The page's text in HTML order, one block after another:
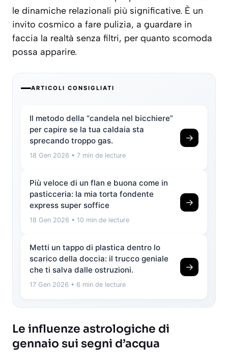
le dinamiche relazionali più significative. È un
invito cosmico a fare pulizia, a guardare in
faccia la realtà senza filtri, per quanto scomoda
possa apparire.
ARTICOLI CONSIGLIATI
Il metodo della “candela nel bicchiere”
per capire se la tua caldaia sta
sprecando troppo gas.
18 Gen 2026 • 7 min de lecture
→
Più veloce di un flan e buona come in
pasticceria: la mia torta fondente
express super soffice
18 Gen 2026 • 10 min de lecture
→
Metti un tappo di plastica dentro lo
scarico della doccia: il trucco geniale
che ti salva dalle ostruzioni.
17 Gen 2026 • 6 min de lecture
→
Le influenze astrologiche di
gennaio sui segni d’acqua